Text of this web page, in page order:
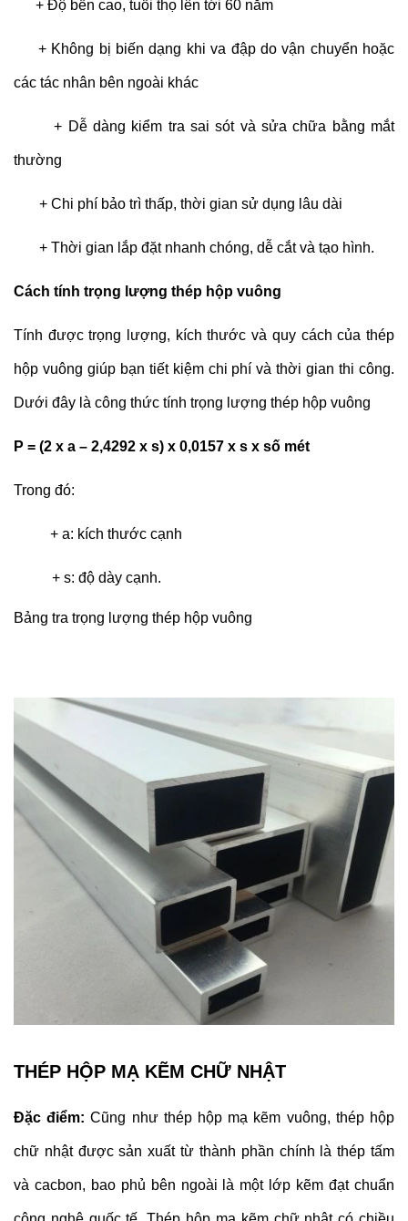
+ Độ bền cao, tuổi thọ lên tới 60 năm
+ Không bị biến dạng khi va đập do vận chuyển hoặc
các tác nhân bên ngoài khác
+ Dễ dàng kiểm tra sai sót và sửa chữa bằng mắt
thường
+ Chi phí bảo trì thấp, thời gian sử dụng lâu dài
+ Thời gian lắp đặt nhanh chóng, dễ cắt và tạo hình.
Cách tính trọng lượng thép hộp vuông
Tính được trọng lượng, kích thước và quy cách của thép
hộp vuông giúp bạn tiết kiệm chi phí và thời gian thi công.
Dưới đây là công thức tính trọng lượng thép hộp vuông
P = (2 x a – 2,4292 x s) x 0,0157 x s x số mét
Trong đó:
+ a: kích thước cạnh
+ s: độ dày cạnh.
Bảng tra trọng lượng thép hộp vuông
THÉP HỘP MẠ KẼM CHỮ NHẬT
Đặc điểm: Cũng như thép hộp mạ kẽm vuông, thép hộp
chữ nhật được sản xuất từ thành phần chính là thép tấm
và cacbon, bao phủ bên ngoài là một lớp kẽm đạt chuẩn